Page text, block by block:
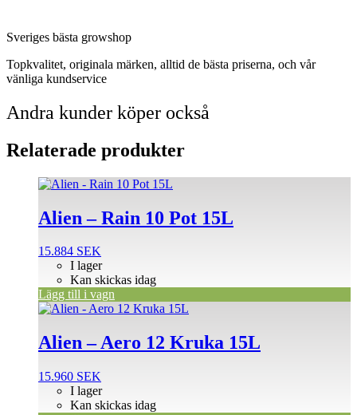
Sveriges bästa growshop
Topkvalitet, originala märken, alltid de bästa priserna, och vår
vänliga kundservice
Andra kunder köper också
Relaterade produkter
Alien – Rain 10 Pot 15L
15.884 SEK
I lager
Kan skickas idag
Lägg till i vagn
Alien – Aero 12 Kruka 15L
15.960 SEK
I lager
Kan skickas idag